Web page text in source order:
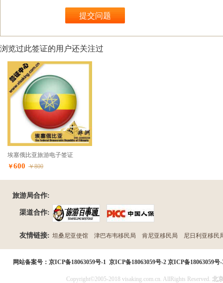
浏览过此签证的用户还关注过
埃塞俄比亚旅游电子签证
￥600 ￥800
旅游局合作:
渠道合作:
友情链接: 坦桑尼亚使馆 津巴布韦移民局 肯尼亚移民局 尼日利亚移民
网站备案号： 京ICP备18063059号-1 京ICP备18063059号-2 京ICP备18063059号-
Copyright©2005-2018 visaking.com.cn. AllRights Reserved. 北